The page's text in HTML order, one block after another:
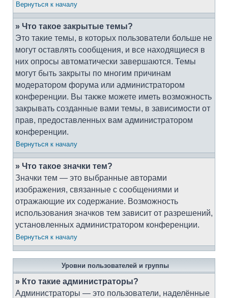
Вернуться к началу
» Что такое закрытые темы?
Это такие темы, в которых пользователи больше не
могут оставлять сообщения, и все находящиеся в
них опросы автоматически завершаются. Темы
могут быть закрыты по многим причинам
модератором форума или администратором
конференции. Вы также можете иметь возможность
закрывать созданные вами темы, в зависимости от
прав, предоставленных вам администратором
конференции.
Вернуться к началу
» Что такое значки тем?
Значки тем — это выбранные авторами
изображения, связанные с сообщениями и
отражающие их содержание. Возможность
использования значков тем зависит от разрешений,
установленных администратором конференции.
Вернуться к началу
Уровни пользователей и группы
» Кто такие администраторы?
Администраторы — это пользователи, наделённые